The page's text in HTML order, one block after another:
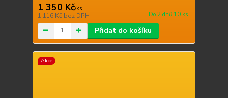
1 350 Kč/ks
1 116 Kč bez DPH Do 2 dnů 10 ks
Přidat do košíku
Akce